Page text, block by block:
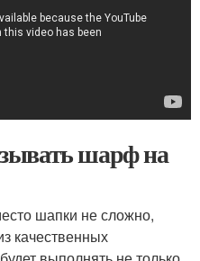
шарф на
шапки не сложно,
качественных